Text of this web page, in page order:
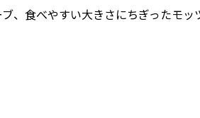
、食べやすい大きさにちぎったモッ